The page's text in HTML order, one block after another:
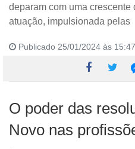
deparam com uma
atuação, impulsionada pelas
Publicado 25/01/2024 às
esta esta
O poder das
Novo nas